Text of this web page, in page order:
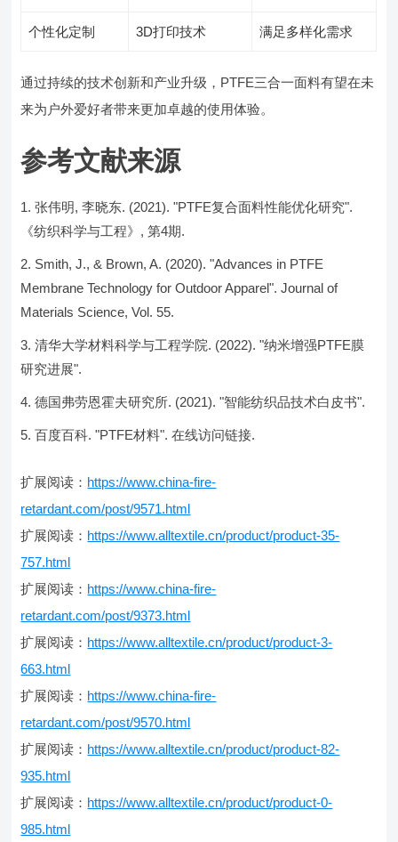
个性化定制 3D打印技术 满足多样化需求
通过持续的技术创新和产业升级，PTFE三合一面料有望在未
来为户外爱好者带来更加卓越的使用体验。
参考文献来源
张伟明, 李晓东. (2021). "PTFE复合面料性能优化研究".
《纺织科学与工程》, 第4期.
Smith, J., & Brown, A. (2020). "Advances in PTFE
Membrane Technology for Outdoor Apparel". Journal of
Materials Science, Vol. 55.
清华大学材料科学与工程学院. (2022). "纳米增强PTFE膜
研究进展".
德国弗劳恩霍夫研究所. (2021). "智能纺织品技术白皮书".
百度百科. "PTFE材料". 在线访问链接.
扩展阅读： https://www.china-fire-
retardant.com/post/9571.html
扩展阅读： https://www.alltextile.cn/product/product-35-
757.html
扩展阅读： https://www.china-fire-
retardant.com/post/9373.html
扩展阅读： https://www.alltextile.cn/product/product-3-
663.html
扩展阅读： https://www.china-fire-
retardant.com/post/9570.html
扩展阅读： https://www.alltextile.cn/product/product-82-
935.html
扩展阅读： https://www.alltextile.cn/product/product-0-
985.html